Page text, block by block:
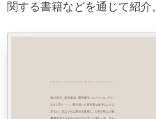
関する書籍などを通じて紹介